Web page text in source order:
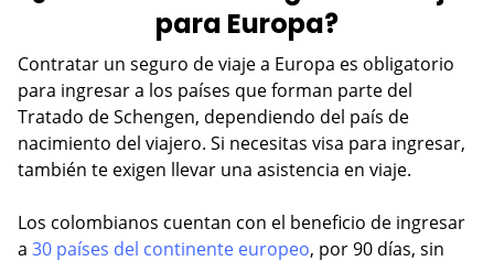
para Europa?
Contratar un seguro de viaje a Europa es obligatorio
para ingresar a los países que forman parte del
Tratado de Schengen, dependiendo del país de
nacimiento del viajero. Si necesitas visa para ingresar,
también te exigen llevar una asistencia en viaje.
Los colombianos cuentan con el beneficio de ingresar
a 30 países del continente europeo, por 90 días, sin